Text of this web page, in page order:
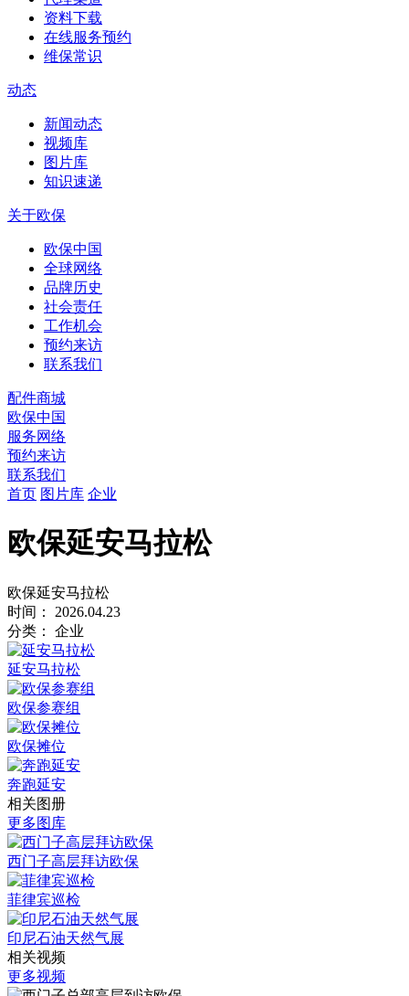
资料下载
在线服务预约
维保常识
动态
新闻动态
视频库
图片库
知识速递
关于欧保
欧保中国
全球网络
品牌历史
社会责任
工作机会
预约来访
联系我们
配件商城
欧保中国
服务网络
预约来访
联系我们
首页 图片库 企业
欧保延安马拉松
欧保延安马拉松
时间：
2026.04.23
分类：
企业
延安马拉松
欧保参赛组
欧保摊位
奔跑延安
相关图册
更多图库
西门子高层拜访欧保
菲律宾巡检
印尼石油天然气展
相关视频
更多视频